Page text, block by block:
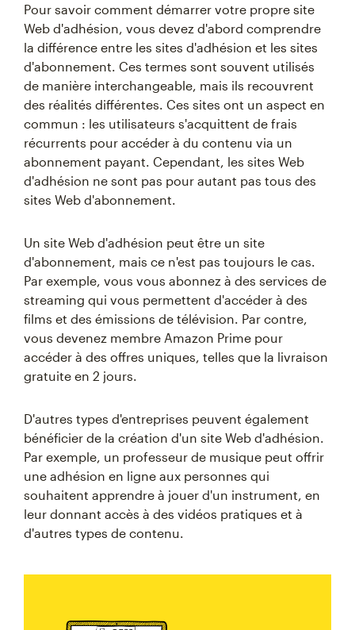
Pour savoir comment démarrer votre propre site
Web d'adhésion, vous devez d'abord comprendre
la différence entre les sites d'adhésion et les sites
d'abonnement. Ces termes sont souvent utilisés
de manière interchangeable, mais ils recouvrent
des réalités différentes. Ces sites ont un aspect en
commun : les utilisateurs s'acquittent de frais
récurrents pour accéder à du contenu via un
abonnement payant. Cependant, les sites Web
d'adhésion ne sont pas pour autant pas tous des
sites Web d'abonnement.
Un site Web d'adhésion peut être un site
d'abonnement, mais ce n'est pas toujours le cas.
Par exemple, vous vous abonnez à des services de
streaming qui vous permettent d'accéder à des
films et des émissions de télévision. Par contre,
vous devenez membre Amazon Prime pour
accéder à des offres uniques, telles que la livraison
gratuite en 2 jours.
D'autres types d'entreprises peuvent également
bénéficier de la création d'un site Web d'adhésion.
Par exemple, un professeur de musique peut offrir
une adhésion en ligne aux personnes qui
souhaitent apprendre à jouer d'un instrument, en
leur donnant accès à des vidéos pratiques et à
d'autres types de contenu.